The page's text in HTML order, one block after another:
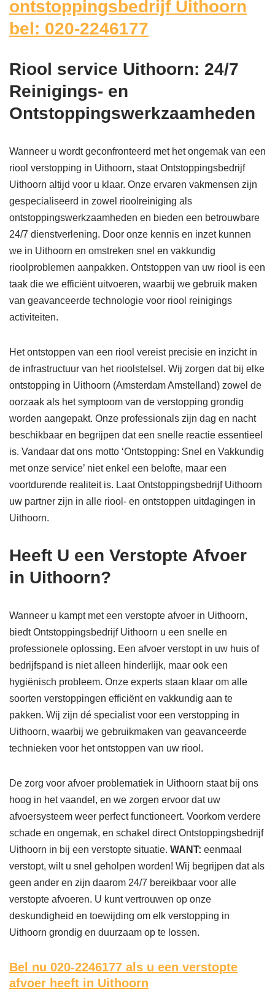
ontstoppingsbedrijf Uithoorn
bel: 020-2246177
Riool service Uithoorn: 24/7
Reinigings- en
Ontstoppingswerkzaamheden
Wanneer u wordt geconfronteerd met het ongemak van een
riool verstopping in Uithoorn, staat Ontstoppingsbedrijf
Uithoorn altijd voor u klaar. Onze ervaren vakmensen zijn
gespecialiseerd in zowel rioolreiniging als
ontstoppingswerkzaamheden en bieden een betrouwbare
24/7 dienstverlening. Door onze kennis en inzet kunnen
we in Uithoorn en omstreken snel en vakkundig
rioolproblemen aanpakken. Ontstoppen van uw riool is een
taak die we efficiënt uitvoeren, waarbij we gebruik maken
van geavanceerde technologie voor riool reinigings
activiteiten.
Het ontstoppen van een riool vereist precisie en inzicht in
de infrastructuur van het rioolstelsel. Wij zorgen dat bij elke
ontstopping in Uithoorn (Amsterdam Amstelland) zowel de
oorzaak als het symptoom van de verstopping grondig
worden aangepakt. Onze professionals zijn dag en nacht
beschikbaar en begrijpen dat een snelle reactie essentieel
is. Vandaar dat ons motto ‘Ontstopping: Snel en Vakkundig
met onze service’ niet enkel een belofte, maar een
voortdurende realiteit is. Laat Ontstoppingsbedrijf Uithoorn
uw partner zijn in alle riool- en ontstoppen uitdagingen in
Uithoorn.
Heeft U een Verstopte Afvoer
in Uithoorn?
Wanneer u kampt met een verstopte afvoer in Uithoorn,
biedt Ontstoppingsbedrijf Uithoorn u een snelle en
professionele oplossing. Een afvoer verstopt in uw huis of
bedrijfspand is niet alleen hinderlijk, maar ook een
hygiënisch probleem. Onze experts staan klaar om alle
soorten verstoppingen efficiënt en vakkundig aan te
pakken. Wij zijn dé specialist voor een verstopping in
Uithoorn, waarbij we gebruikmaken van geavanceerde
technieken voor het ontstoppen van uw riool.
De zorg voor afvoer problematiek in Uithoorn staat bij ons
hoog in het vaandel, en we zorgen ervoor dat uw
afvoersysteem weer perfect functioneert. Voorkom verdere
schade en ongemak, en schakel direct Ontstoppingsbedrijf
Uithoorn in bij een verstopte situatie. WANT: eenmaal
verstopt, wilt u snel geholpen worden! Wij begrijpen dat als
geen ander en zijn daarom 24/7 bereikbaar voor alle
verstopte afvoeren. U kunt vertrouwen op onze
deskundigheid en toewijding om elk verstopping in
Uithoorn grondig en duurzaam op te lossen.
Bel nu 020-2246177 als u een verstopte
afvoer heeft in Uithoorn